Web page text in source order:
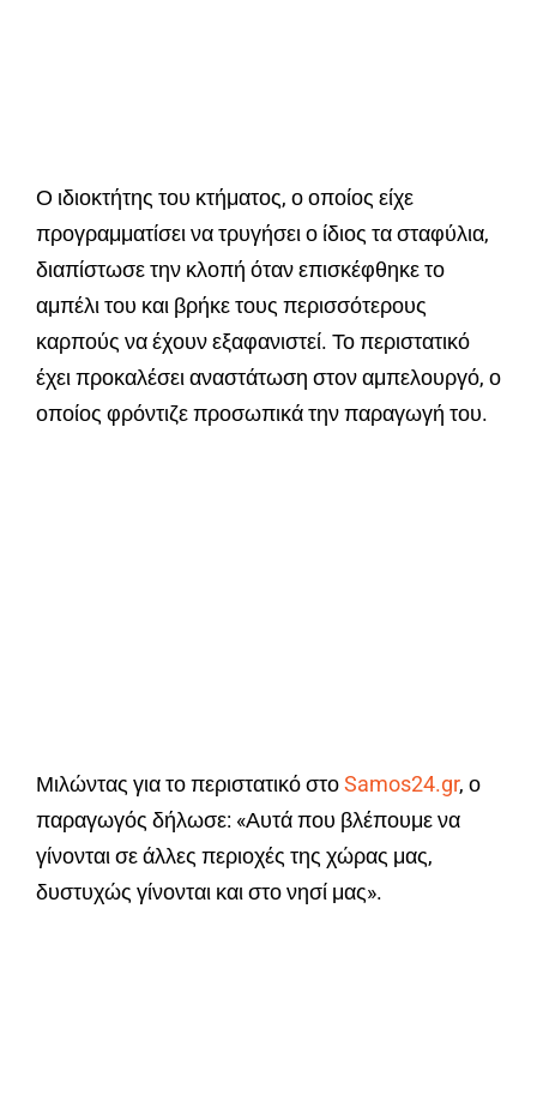
Ο ιδιοκτήτης του κτήματος, ο οποίος είχε
προγραμματίσει να τρυγήσει ο ίδιος τα σταφύλια,
διαπίστωσε την κλοπή όταν επισκέφθηκε το
αμπέλι του και βρήκε τους περισσότερους
καρπούς να έχουν εξαφανιστεί. Το περιστατικό
έχει προκαλέσει αναστάτωση στον αμπελουργό, ο
οποίος φρόντιζε προσωπικά την παραγωγή του.
Μιλώντας για το περιστατικό στοSamos24.gr, ο
παραγωγός δήλωσε: «Αυτά που βλέπουμε να
γίνονται σε άλλες περιοχές της χώρας μας,
δυστυχώς γίνονται και στο νησί μας».